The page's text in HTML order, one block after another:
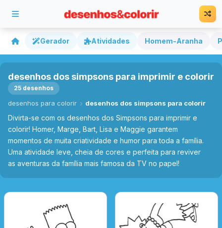
Gerador Atividades Homem-Aranha
desenhos dos simpsons para imprimir e colorir
25 desenhos
desenhos para colorir desenhos dos simpsons para colorir
Divirta-se com os desenhos dos Simpsons para imprimir e
colorir! Homer, Marge, Bart, Lisa e Maggie garantem
momentos de muita criatividade e humor para toda a família.
Uma atividade leve, cheia de cores e perfeita para reviver
as aventuras da família mais famosa da TV no papel!